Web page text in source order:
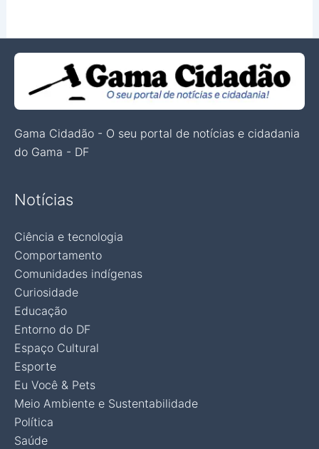
Gama Cidadão - O seu portal de notícias e cidadania
do Gama - DF
Notícias
Ciência e tecnologia
Comportamento
Comunidades indígenas
Curiosidade
Educação
Entorno do DF
Espaço Cultural
Esporte
Eu Você & Pets
Meio Ambiente e Sustentabilidade
Política
Saúde